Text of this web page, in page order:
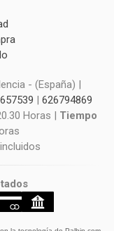
- (España) |
| 626794869
Horas | Tiempo